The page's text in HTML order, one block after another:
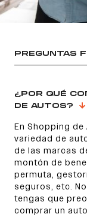
PREGUNTAS
¿POR QUÉ
DE AUTOS?
En Shopping
variedad de
de las marcas
montón de
permuta,
seguros, etc.
tengas que
comprar un